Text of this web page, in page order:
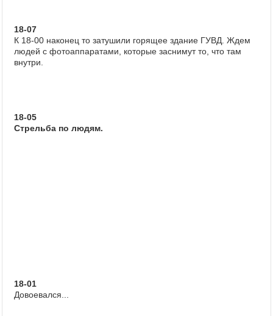
18-07
К 18-00 наконец то затушили горящее здание ГУВД. Ждем
людей с фотоаппаратами, которые заснимут то, что там
внутри.
18-05
Стрельба по людям.
18-01
Довоевался...